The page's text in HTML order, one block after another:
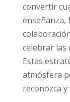
convertir
celebrar las
Estas
atmósfera
reconozca